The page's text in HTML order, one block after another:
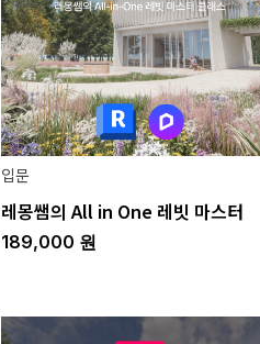
입문
레몽쌤의 All in One 레빗 마스터
189,000 원